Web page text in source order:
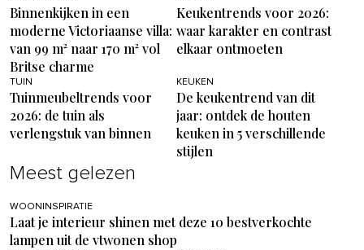
Binnenkijken in een
moderne Victoriaanse villa:
van 99 m² naar 170 m² vol
Britse charme
Keukentrends voor 2026:
waar karakter en contrast
elkaar ontmoeten
TUIN
Tuinmeubeltrends voor
2026: de tuin als
verlengstuk van binnen
KEUKEN
De keukentrend van dit
jaar: ontdek de houten
keuken in 5 verschillende
stijlen
Meest gelezen
WOONINSPIRATIE
Laat je interieur shinen met deze 10 bestverkochte
lampen uit de vtwonen shop